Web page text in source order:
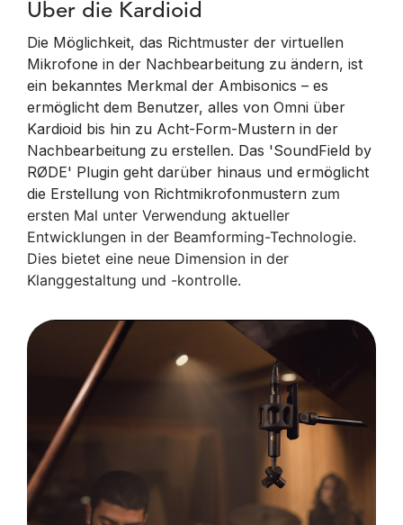
Über die Kardioid
Die Möglichkeit, das Richtmuster der virtuellen
Mikrofone in der Nachbearbeitung zu ändern, ist
ein bekanntes Merkmal der Ambisonics – es
ermöglicht dem Benutzer, alles von Omni über
Kardioid bis hin zu Acht-Form-Mustern in der
Nachbearbeitung zu erstellen. Das 'SoundField by
RØDE' Plugin geht darüber hinaus und ermöglicht
die Erstellung von Richtmikrofonmustern zum
ersten Mal unter Verwendung aktueller
Entwicklungen in der Beamforming-Technologie.
Dies bietet eine neue Dimension in der
Klanggestaltung und -kontrolle.